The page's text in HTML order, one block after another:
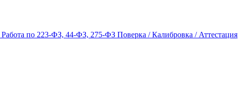
Работа по 223-ФЗ, 44-ФЗ, 275-ФЗ Поверка / Калибровка / Аттестация